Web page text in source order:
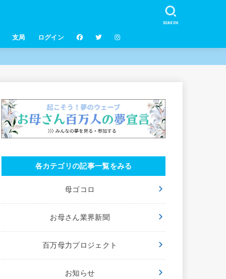
支局 ログイン
SEARCH
各カテゴリの記事一覧をみる
母ゴコロ
お母さん業界新聞
百万母力プロジェクト
お知らせ